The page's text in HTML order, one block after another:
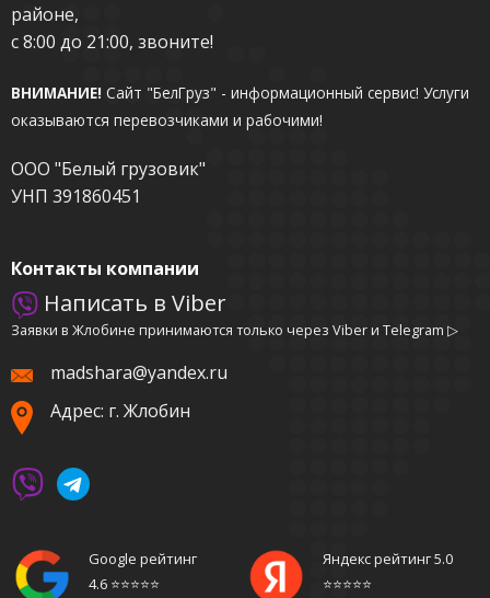
районе,
с 8:00 до 21:00, звоните!
ВНИМАНИЕ! Сайт "БелГруз" - информационный сервис! Услуги
оказываются перевозчиками и рабочими!
ООО "Белый грузовик"
УНП 391860451
Контакты компании
Написать в Viber
Заявки в Жлобине принимаются только через Viber и Telegram ▷
madshara@yandex.ru
Адрес: г. Жлобин
Google рейтинг
4.6 ⭐️⭐️⭐️⭐️⭐️
Яндекс рейтинг 5.0
⭐️⭐️⭐️⭐️⭐️